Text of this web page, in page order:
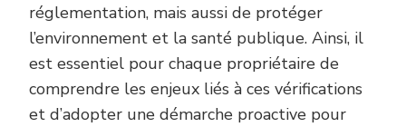
réglementation, mais aussi de protéger
l’environnement et la santé publique. Ainsi, il
est essentiel pour chaque propriétaire de
comprendre les enjeux liés à ces vérifications
et d’adopter une démarche proactive pour